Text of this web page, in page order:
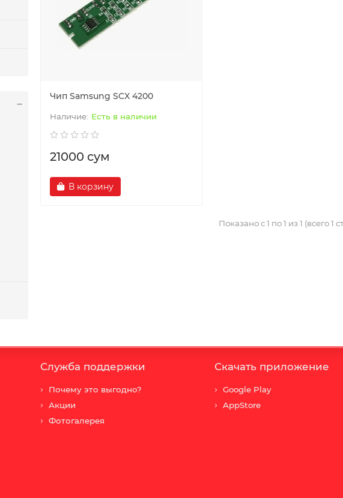
Чип Samsung SCX 4200
Есть в наличии
21000 сум
В корзину
Показано с 1 по 1 из 1 (всего 1
Служба поддержки
Почему это выгодно?
Акции
Фотогалерея
Скачать приложение
Google Play
AppStore